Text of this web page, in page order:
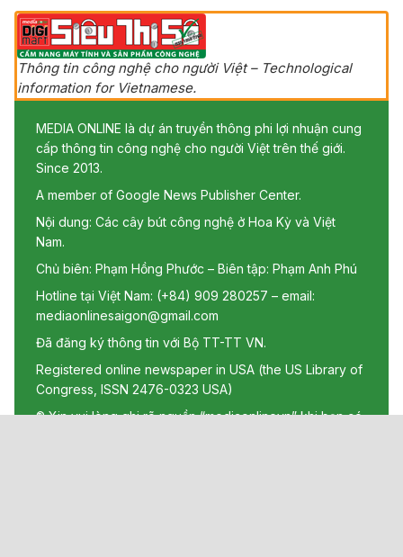
Thông tin công nghệ cho người Việt – Technological
information for Vietnamese.
MEDIA ONLINE là dự án truyền thông phi lợi nhuận cung
cấp thông tin công nghệ cho người Việt trên thế giới.
Since 2013.
A member of Google News Publisher Center.
Nội dung: Các cây bút công nghệ ở Hoa Kỳ và Việt
Nam.
Chủ biên: Phạm Hồng Phước – Biên tập: Phạm Anh Phú
Hotline tại Việt Nam: (+84) 909 280257 – email:
mediaonlinesaigon@gmail.com
Đã đăng ký thông tin với Bộ TT-TT VN.
Registered online newspaper in USA (the US Library of
Congress, ISSN 2476-0323 USA)
® Xin vui lòng ghi rõ nguồn “mediaonlinevn” khi bạn có